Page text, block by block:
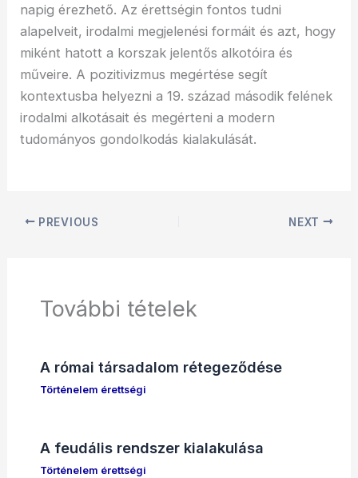
napig érezhető. Az érettségin fontos tudni
alapelveit, irodalmi megjelenési formáit és azt, hogy
miként hatott a korszak jelentős alkotóira és
műveire. A pozitivizmus megértése segít
kontextusba helyezni a 19. század második felének
irodalmi alkotásait és megérteni a modern
tudományos gondolkodás kialakulását.
PREVIOUS NEXT
További tételek
A római társadalom rétegeződése
Történelem érettségi
A feudális rendszer kialakulása
Történelem érettségi